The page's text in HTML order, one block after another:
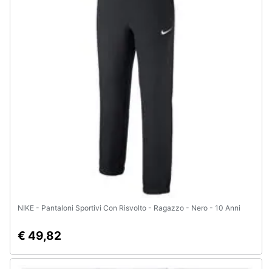
NIKE - Pantaloni Sportivi Con Risvolto - Ragazzo - Nero - 10 Anni
€ 49,82